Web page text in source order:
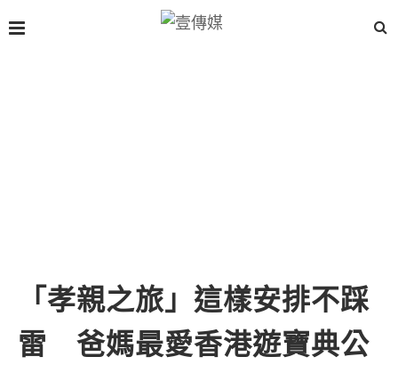
「孝親之旅」這樣安排不踩
雷 爸媽最愛香港遊寶典公